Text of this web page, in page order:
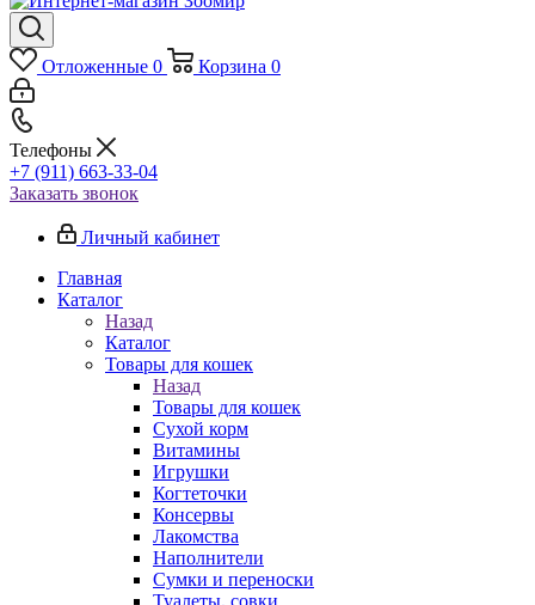
Отложенные 0 Корзина 0
Телефоны
+7 (911) 663-33-04
Заказать звонок
Личный кабинет
Главная
Каталог
Назад
Каталог
Товары для кошек
Назад
Товары для кошек
Cухой корм
Витамины
Игрушки
Когтеточки
Консервы
Лакомства
Наполнители
Сумки и переноски
Туалеты, совки